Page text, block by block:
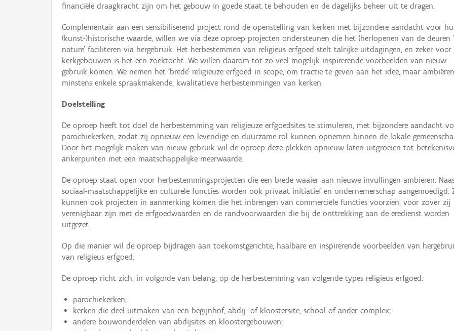
financiële draagkracht zijn om het gebouw in goede staat te behouden en de dagelijks beheer uit te dragen.
Complementair aan een sensibiliserend project rond de openstelling van kerken met bijzondere aandacht voor
(kunst-)historische waarde, willen we via deze oproep projecten ondersteunen die het (her)openen van de deuren
nature’ faciliteren via hergebruik. Het herbestemmen van religieus erfgoed stelt talrijke uitdagingen, en zeker voor
kerkgebouwen is het een zoektocht. We willen daarom tot zo veel mogelijk inspirerende voorbeelden van nieuw
gebruik komen. We nemen het ‘brede’ religieuze erfgoed in scope, om tractie te geven aan het idee, maar ambiëren
minstens enkele spraakmakende, kwalitatieve herbestemmingen van kerken.
Doelstelling
De oproep heeft tot doel de herbestemming van religieuze erfgoedsites te stimuleren, met bijzondere aandacht
parochiekerken, zodat zij opnieuw een levendige en duurzame rol kunnen opnemen binnen de lokale
Door het mogelijk maken van nieuw gebruik wil de oproep deze plekken opnieuw laten uitgroeien tot
ankerpunten met een maatschappelijke meerwaarde.
De oproep staat open voor herbestemmingsprojecten die een brede waaier aan nieuwe invullingen ambiëren.
sociaal-maatschappelijke en culturele functies worden ook privaat initiatief en ondernemerschap aangemoedigd.
kunnen ook projecten in aanmerking komen die het inbrengen van commerciële functies voorzien, voor zover zij
verenigbaar zijn met de erfgoedwaarden en de randvoorwaarden die bij de onttrekking aan de eredienst worden
uitgezet.
Op die manier wil de oproep bijdragen aan toekomstgerichte, haalbare en inspirerende voorbeelden van
van religieus erfgoed.
De oproep richt zich, in volgorde van belang, op de herbestemming van volgende types religieus erfgoed:
parochiekerken;
kerken die deel uitmaken van een begijnhof, abdij- of kloostersite, school of ander complex;
andere bouwonderdelen van abdijsites en kloostergebouwen;